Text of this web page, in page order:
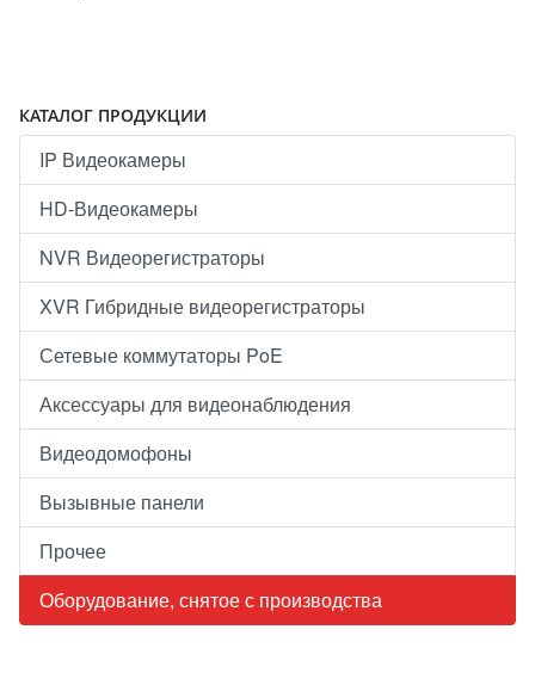
КАТАЛОГ ПРОДУКЦИИ
IP Видеокамеры
HD-Видеокамеры
NVR Видеорегистраторы
XVR Гибридные видеорегистраторы
Сетевые коммутаторы PoE
Аксессуары для видеонаблюдения
Видеодомофоны
Вызывные панели
Прочее
Оборудование, снятое с производства